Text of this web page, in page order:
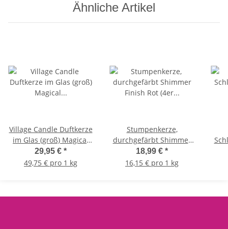
Ähnliche Artikel
Village Candle Duftkerze
im Glas (groß) Magical
Unicorn - Tradition Jar -
Kerze mit 2-Docht
29,95 € *
49,75 € pro 1 kg
Stumpenkerze,
durchgefärbt Shimmer
Finish Rot (4er Set) 9 x
6,8 cm - Kerze für
18,99 € *
16,15 € pro 1 kg